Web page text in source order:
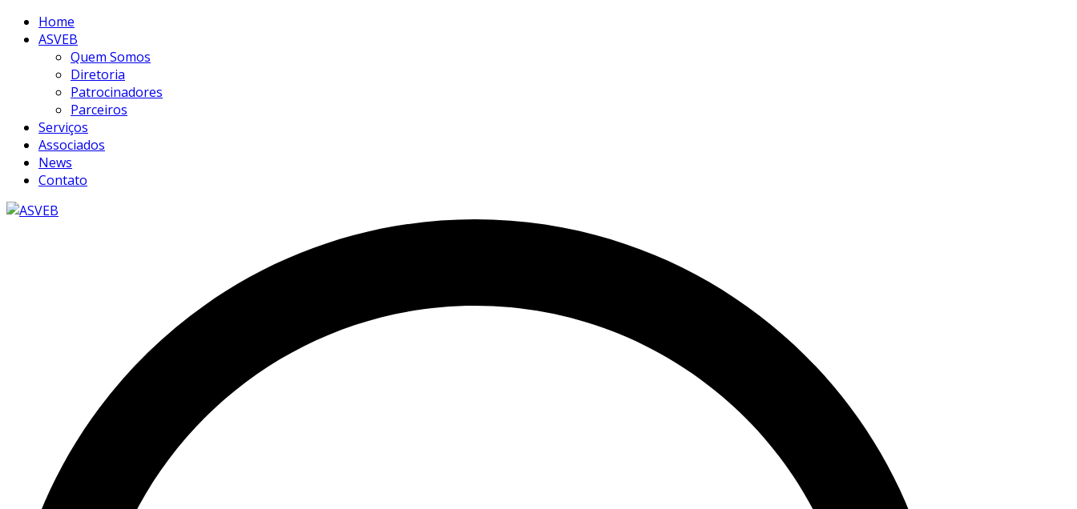
Home
ASVEB
Quem Somos
Diretoria
Patrocinadores
Parceiros
Serviços
Associados
News
Contato